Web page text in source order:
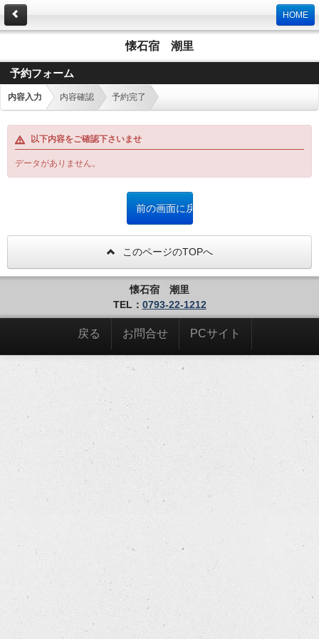
HOME
懐石宿 潮里
予約フォーム
内容入力 内容確認 予約完了
以下内容をご確認下さいませ
データがありません。
このページのTOPへ
懐石宿 潮里
TEL： 0793-22-1212
戻る お問合せ PCサイト